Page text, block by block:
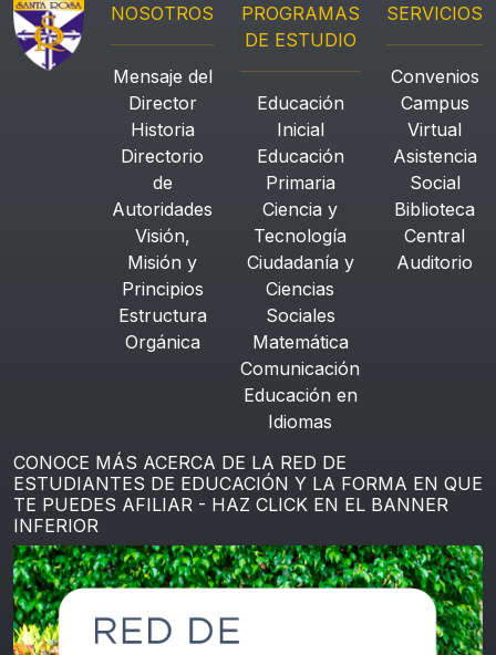
NOSOTROS
Mensaje del
Director
Historia
Directorio
de
Autoridades
Visión,
Misión y
Principios
Estructura
Orgánica
PROGRAMAS
DE ESTUDIO
Educación
Inicial
Educación
Primaria
Ciencia y
Tecnología
Ciudadanía y
Ciencias
Sociales
Matemática
Comunicación
Educación en
Idiomas
SERVICIOS
Convenios
Campus
Virtual
Asistencia
Social
Biblioteca
Central
Auditorio
CONOCE MÁS ACERCA DE LA RED DE
ESTUDIANTES DE EDUCACIÓN Y LA FORMA EN QUE
TE PUEDES AFILIAR - HAZ CLICK EN EL BANNER
INFERIOR